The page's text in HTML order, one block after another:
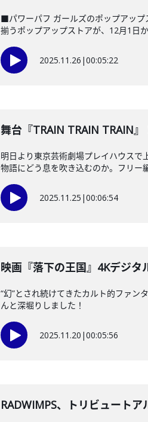
■パワーパフ ガールズのポップアップ
揃うポップアップストアが、12月1日
2025.11.26 |00:05:22
舞台『TRAIN TRAIN TRAIN
明日より東京芸術劇場プレイハウスで
物語にどう息を吹き込むのか。フリー
2025.11.25 |00:06:54
映画『落下の王国』4Kデジ
“幻”とされ続けてきたカルト的ファン
んと深堀りしました！
2025.11.20 |00:05:56
RADWIMPS、トリビュート